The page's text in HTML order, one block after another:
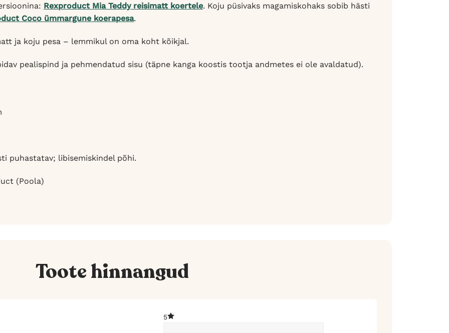
Rexproduct Mia Teddy reisimatt koertele. Koju püsivaks magamiskohaks sobib hästi
Coco ümmargune koerapesa.
ja koju pesa – lemmikul on oma koht kõikjal.
pealispind ja pehmendatud sisu (täpne kanga koostis tootja andmetes ei ole avaldatud).
puhastatav; libisemiskindel põhi.
(Poola)
Toote hinnangud
5